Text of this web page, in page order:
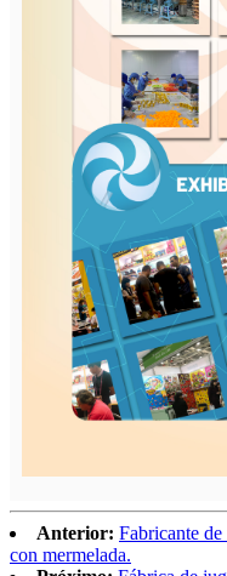
Anterior: Fabricante
con mermelada.